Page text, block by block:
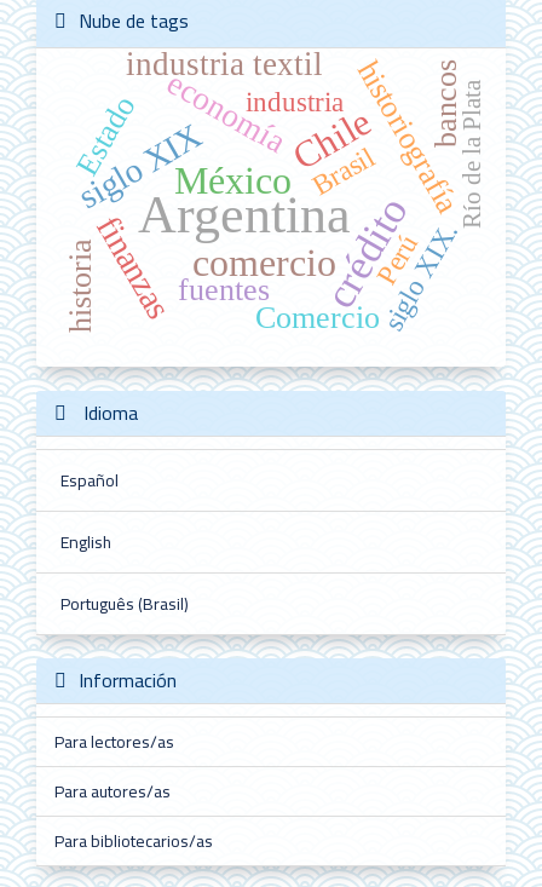
Nube de tags
Argentinacrédito
comercio
México
Chile
finanzas
siglo XIX
economía
industria textil
historia fuentes
historiografía
bancos
Estado
Comercio
Brasil
industria
Perú
siglo XIX.
Río de la Plata
Idioma
Español
English
Português (Brasil)
Información
Para lectores/as
Para autores/as
Para bibliotecarios/as